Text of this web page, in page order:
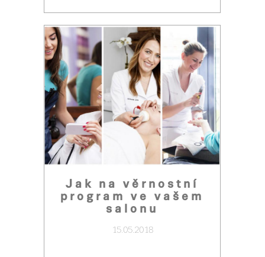
Jak na věrnostní
program ve vašem
salonu
15.05.2018